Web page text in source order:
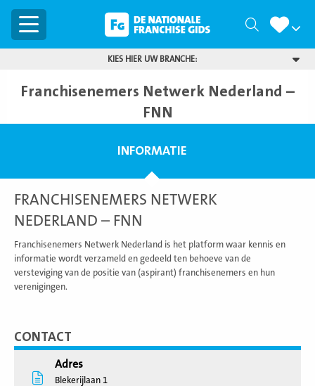
Menu Zoeken
KIES HIER UW BRANCHE:
Franchisenemers Netwerk Nederland –
FNN
INFORMATIE
FRANCHISENEMERS NETWERK
NEDERLAND – FNN
Franchisenemers Netwerk Nederland is het platform waar kennis en
informatie wordt verzameld en gedeeld ten behoeve van de
versteviging van de positie van (aspirant) franchisenemers en hun
verenigingen.
CONTACT
Adres
Blekerijlaan 1